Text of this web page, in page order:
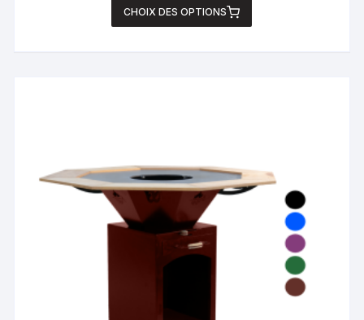
CHOIX DES OPTIONS